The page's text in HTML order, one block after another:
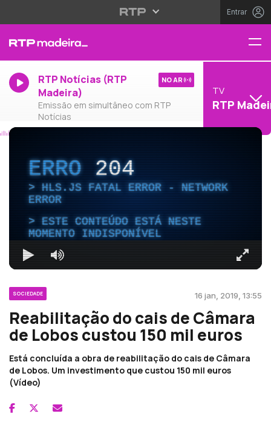
Entrar
RTP Notícias (RTP
Madeira)
Emissão em simultâneo com RTP
Notícias
NO AR
TV
RTP
ERRO204
HLS.JS FATAL ERROR - NETWORK
ERROR
ESTE CONTEÚDO ESTÁ NESTE
MOMENTO INDISPONÍVEL
SOCIEDADE 16 jan, 2019, 13:55
Reabilitação do cais de Câmara
de Lobos custou 150 mil euros
Está concluída a obra de reabilitação do cais de Câmara
de Lobos. Um investimento que custou 150 mil euros
(Vídeo)